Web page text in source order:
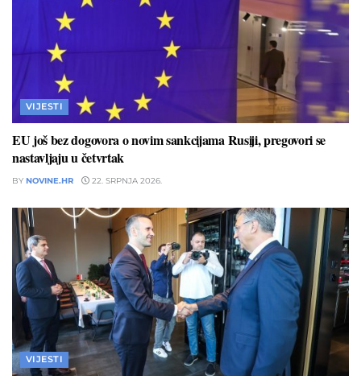
VIJESTI
EU još bez dogovora o novim sankcijama Rusiji, pregovori se
nastavljaju u četvrtak
BY NOVINE.HR 22. SRPNJA 2026.
VIJESTI